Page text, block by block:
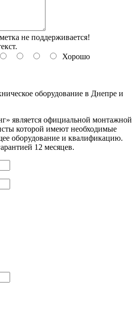
не поддерживается!
Хорошо
оборудование в Днепре и
является официальной монтажной
которой имеют необходимые
оборудование и квалификацию.
12 месяцев.